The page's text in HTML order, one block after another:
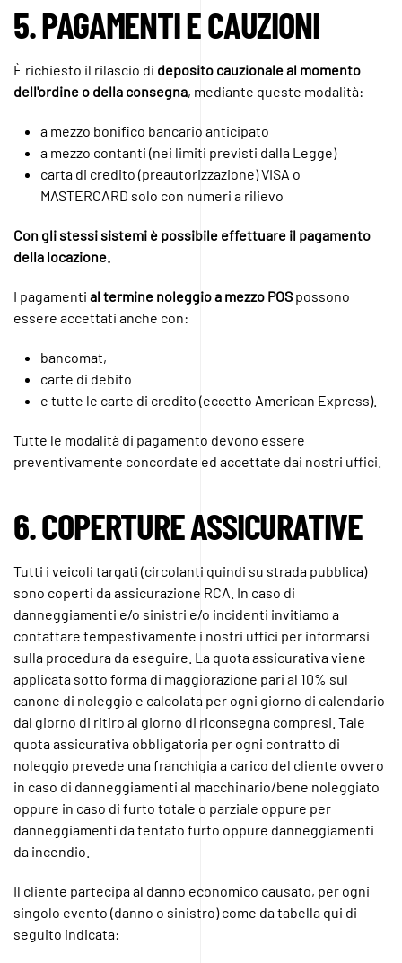
5. PAGAMENTI E CAUZIONI
È richiesto il rilascio di deposito cauzionale al momento
dell'ordine o della consegna, mediante queste modalità:
a mezzo bonifico bancario anticipato
a mezzo contanti (nei limiti previsti dalla Legge)
carta di credito (preautorizzazione) VISA o
MASTERCARD solo con numeri a rilievo
Con gli stessi sistemi è possibile effettuare il pagamento
della locazione.
I pagamenti al termine noleggio a mezzo POS possono
essere accettati anche con:
bancomat,
carte di debito
e tutte le carte di credito (eccetto American Express).
Tutte le modalità di pagamento devono essere
preventivamente concordate ed accettate dai nostri uffici.
6. COPERTURE ASSICURATIVE
Tutti i veicoli targati (circolanti quindi su strada pubblica)
sono coperti da assicurazione RCA. In caso di
danneggiamenti e/o sinistri e/o incidenti invitiamo a
contattare tempestivamente i nostri uffici per informarsi
sulla procedura da eseguire. La quota assicurativa viene
applicata sotto forma di maggiorazione pari al 10% sul
canone di noleggio e calcolata per ogni giorno di calendario
dal giorno di ritiro al giorno di riconsegna compresi. Tale
quota assicurativa obbligatoria per ogni contratto di
noleggio prevede una franchigia a carico del cliente ovvero
in caso di danneggiamenti al macchinario/bene noleggiato
oppure in caso di furto totale o parziale oppure per
danneggiamenti da tentato furto oppure danneggiamenti
da incendio.
Il cliente partecipa al danno economico causato, per ogni
singolo evento (danno o sinistro) come da tabella qui di
seguito indicata: